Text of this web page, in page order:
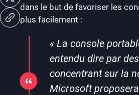
dans le but de favoriser les
plus facilement :
« La console
entendu dire par
concentrant sur la
Microsoft